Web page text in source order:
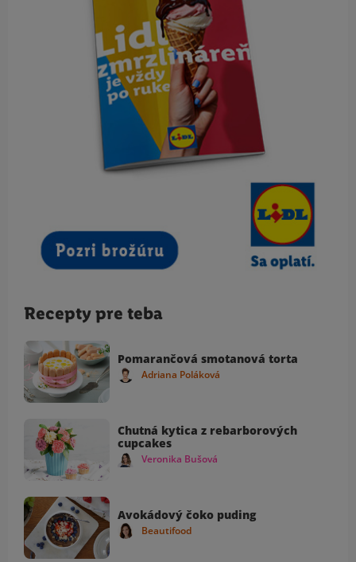
Recepty pre teba
Pomarančová smotanová torta
Adriana Poláková
Chutná kytica z rebarborových
cupcakes
Veronika Bušová
Avokádový čoko puding
Beautifood